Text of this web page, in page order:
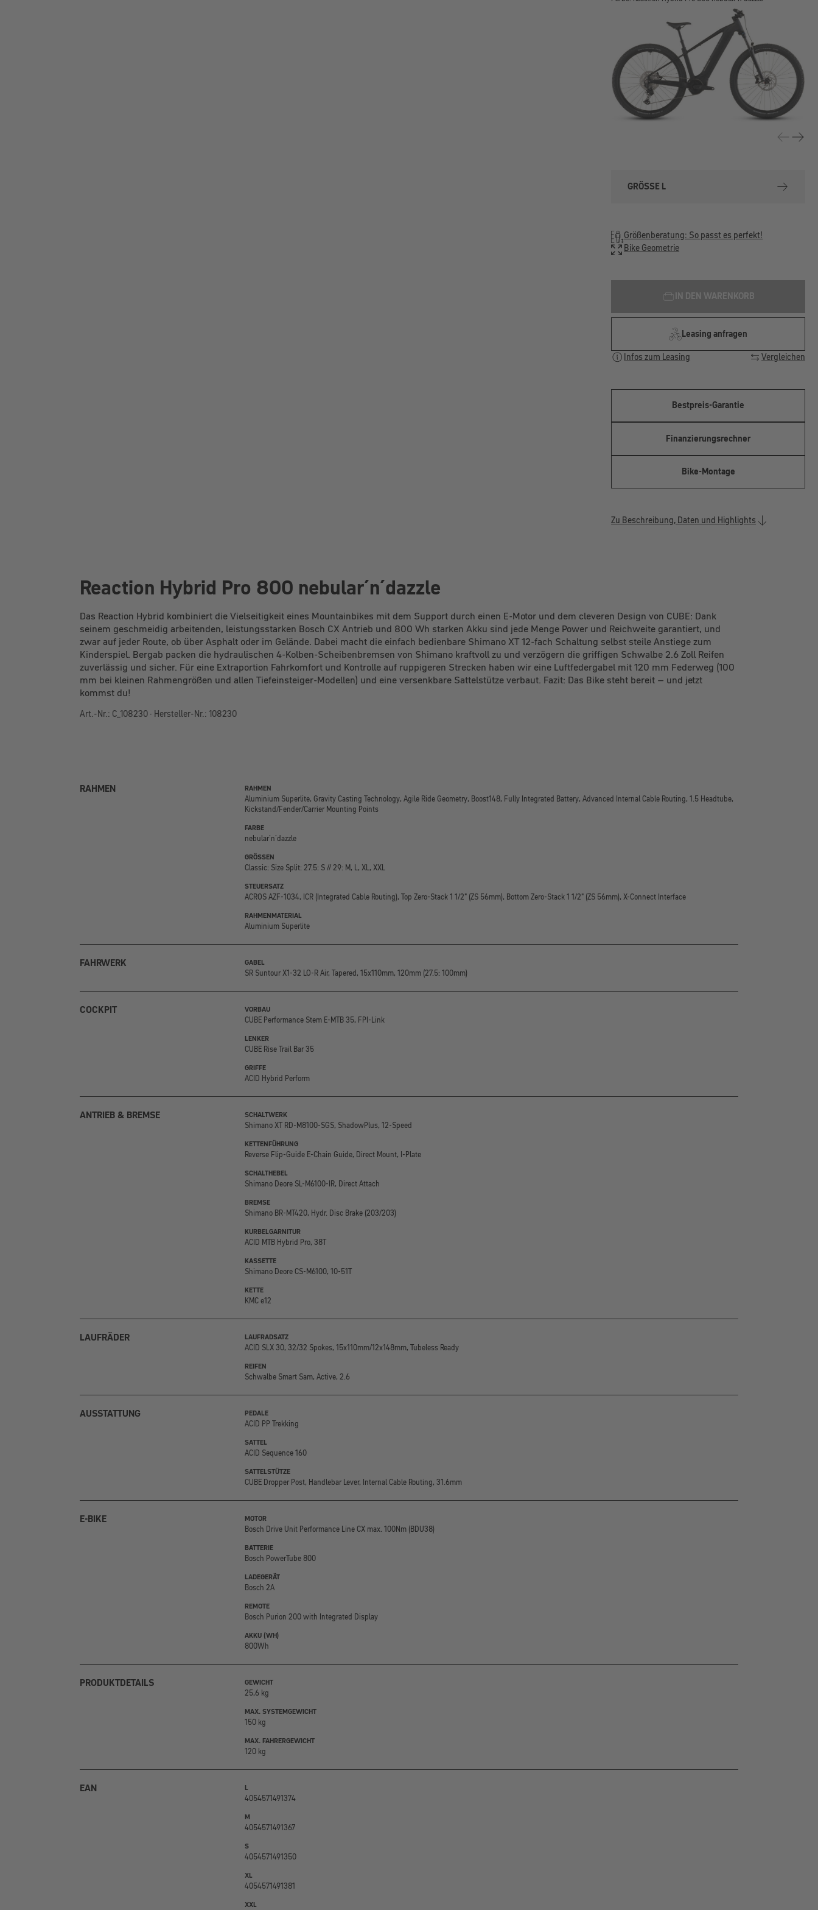
GRÖSSE L
Größenberatung: So passt es perfekt!
Bike Geometrie
IN DEN WARENKORB
Leasing anfragen
Vergleichen
Infos zum Leasing
Bestpreis-Garantie
Finanzierungsrechner
Bike-Montage
Zu Beschreibung, Daten und Highlights
Reaction Hybrid Pro 800 nebular´n´dazzle
Das Reaction Hybrid kombiniert die Vielseitigkeit eines Mountainbikes mit dem Support durch einen E-Motor und dem cleveren Design von CUBE: Dank
seinem geschmeidig arbeitenden, leistungsstarken Bosch CX Antrieb und 800 Wh starken Akku sind jede Menge Power und Reichweite garantiert, und
zwar auf jeder Route, ob über Asphalt oder im Gelände. Dabei macht die einfach bedienbare Shimano XT 12-fach Schaltung selbst steile Anstiege zum
Kinderspiel. Bergab packen die hydraulischen 4-Kolben-Scheibenbremsen von Shimano kraftvoll zu und verzögern die griffigen Schwalbe 2.6 Zoll Reifen
zuverlässig und sicher. Für eine Extraportion Fahrkomfort und Kontrolle auf ruppigeren Strecken haben wir eine Luftfedergabel mit 120 mm Federweg (100
mm bei kleinen Rahmengrößen und allen Tiefeinsteiger-Modellen) und eine versenkbare Sattelstütze verbaut. Fazit: Das Bike steht bereit – und jetzt
kommst du!
Art.-Nr.: C_108230 · Hersteller-Nr.: 108230
RAHMEN RAHMEN
Aluminium Superlite, Gravity Casting Technology, Agile Ride Geometry, Boost148, Fully Integrated Battery, Advanced Internal Cable Routing, 1.5 Headtube,
Kickstand/Fender/Carrier Mounting Points
FARBE
nebular´n´dazzle
GRÖSSEN
Classic: Size Split: 27.5: S // 29: M, L, XL, XXL
STEUERSATZ
ACROS AZF-1034, ICR (Integrated Cable Routing), Top Zero-Stack 1 1/2" (ZS 56mm), Bottom Zero-Stack 1 1/2" (ZS 56mm), X-Connect Interface
RAHMENMATERIAL
Aluminium Superlite
FAHRWERK GABEL
SR Suntour X1-32 LO-R Air, Tapered, 15x110mm, 120mm (27.5: 100mm)
COCKPIT VORBAU
CUBE Performance Stem E-MTB 35, FPI-Link
LENKER
CUBE Rise Trail Bar 35
GRIFFE
ACID Hybrid Perform
ANTRIEB & BREMSE SCHALTWERK
Shimano XT RD-M8100-SGS, ShadowPlus, 12-Speed
KETTENFÜHRUNG
Reverse Flip-Guide E-Chain Guide, Direct Mount, I-Plate
SCHALTHEBEL
Shimano Deore SL-M6100-IR, Direct Attach
BREMSE
Shimano BR-MT420, Hydr. Disc Brake (203/203)
KURBELGARNITUR
ACID MTB Hybrid Pro, 38T
KASSETTE
Shimano Deore CS-M6100, 10-51T
KETTE
KMC e12
LAUFRÄDER LAUFRADSATZ
ACID SLX 30, 32/32 Spokes, 15x110mm/12x148mm, Tubeless Ready
REIFEN
Schwalbe Smart Sam, Active, 2.6
AUSSTATTUNG PEDALE
ACID PP Trekking
SATTEL
ACID Sequence 160
SATTELSTÜTZE
CUBE Dropper Post, Handlebar Lever, Internal Cable Routing, 31.6mm
E-BIKE MOTOR
Bosch Drive Unit Performance Line CX max. 100Nm (BDU38)
BATTERIE
Bosch PowerTube 800
LADEGERÄT
Bosch 2A
REMOTE
Bosch Purion 200 with Integrated Display
AKKU (WH)
800Wh
PRODUKTDETAILS GEWICHT
25,6 kg
MAX. SYSTEMGEWICHT
150 kg
MAX. FAHRERGEWICHT
120 kg
EAN L
4054571491374
M
4054571491367
S
4054571491350
XL
4054571491381
XXL